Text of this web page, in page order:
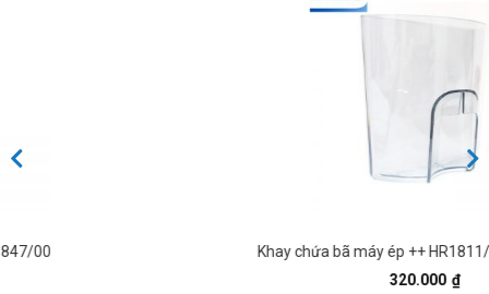
Khay chứa bã máy ép ++ HR1811/71; HR1847/00